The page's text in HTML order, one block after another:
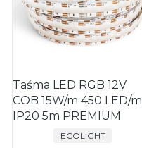
Taśma LED RGB 12V
COB 15W/m 450 LED/m
IP20 5m PREMIUM
PRODUCENT
ECOLIGHT